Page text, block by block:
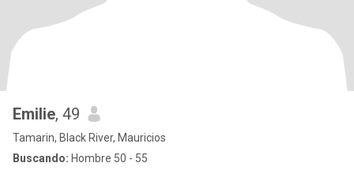
Emilie, 49
Tamarin, Black River, Mauricios
Buscando: Hombre 50 - 55